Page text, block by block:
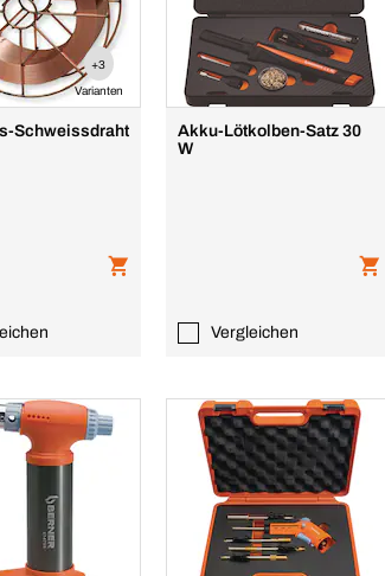
+3
Varianten
Schweissdraht
Akku-Lötkolben-Satz 30
W
Vergleichen